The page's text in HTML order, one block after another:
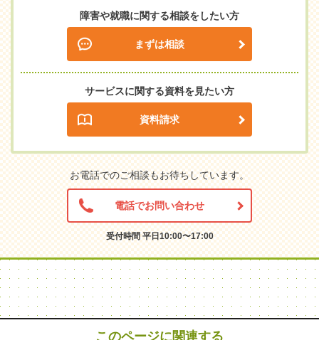
障害や就職に関する相談をしたい方
まずは相談
サービスに関する資料を見たい方
資料請求
お電話でのご相談もお待ちしています。
電話でお問い合わせ
受付時間 平日10:00〜17:00
このページに関連する